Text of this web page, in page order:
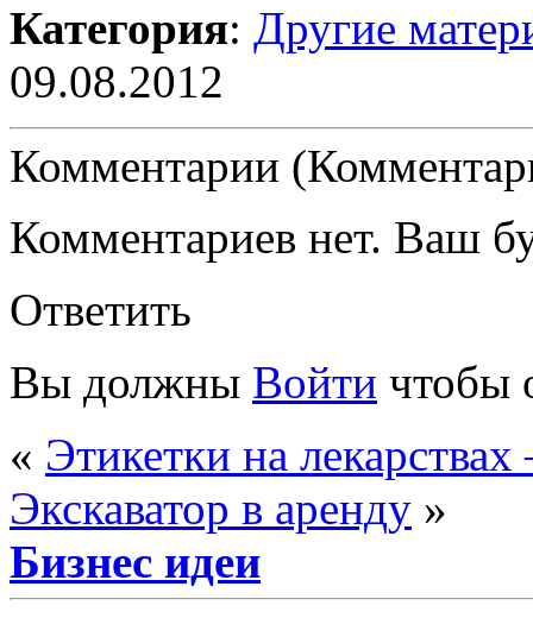
Категория: Другие
09.08.2012
Комментарии
Комментариев нет. Ваш
Ответить
Вы должны Войти чтобы
« Этикетки на лекарствах
Экскаватор в аренду »
Бизнес идеи